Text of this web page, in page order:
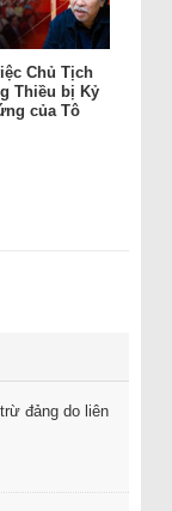
Chủ Tịch
Thiều bị Kỷ
của Tô
đảng do liên